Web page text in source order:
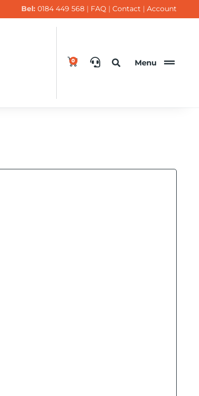
Bel: 0184 449 568 | FAQ | Contact | Account
0 Menu